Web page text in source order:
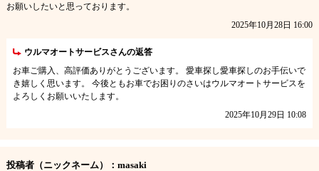
お願いしたいと思っております。
2025年10月28日 16:00
ウルマオートサービスさんの返答
お車ご購入、高評価ありがとうございます。 愛車探し愛車探しのお手伝いで
き嬉しく思います。 今後ともお車でお困りのさいはウルマオートサービスを
よろしくお願いいたします。
2025年10月29日 10:08
投稿者（ニックネーム）：masaki